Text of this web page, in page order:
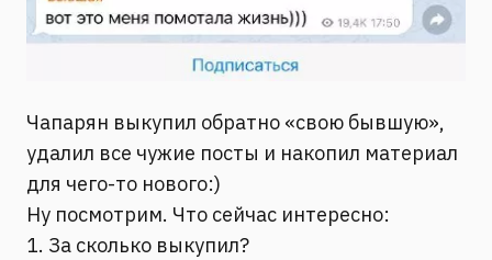
Чапарян выкупил обратно «свою бывшую»,
удалил все чужие посты и накопил материал
для чего-то нового:)
Ну посмотрим. Что сейчас интересно:
1. За сколько выкупил?